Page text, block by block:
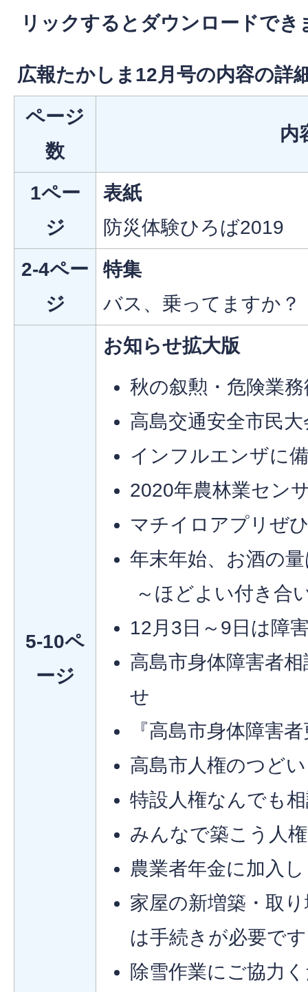
リックするとダウンロードでき
広報たかしま12月号の内容の詳
ページ
数
内
1ペー
ジ
表紙
防災体験ひろば2019
2-4ペー
ジ
特集
バス、乗ってますか？
5-10ペ
ージ
お知らせ拡大版
秋の叙勲・危険業
高島交通安全市民
インフルエンザに
2020年農林業セン
マチイロアプリぜ
年末年始、お酒の
～ほどよい付き合
12月3日～9日は障
高島市身体障害者
せ
『高島市身体障害
高島市人権のつどい
特設人権なんでも
みんなで築こう人
農業者年金に加入
家屋の新増築・取
は手続きが必要で
除雪作業にご協力